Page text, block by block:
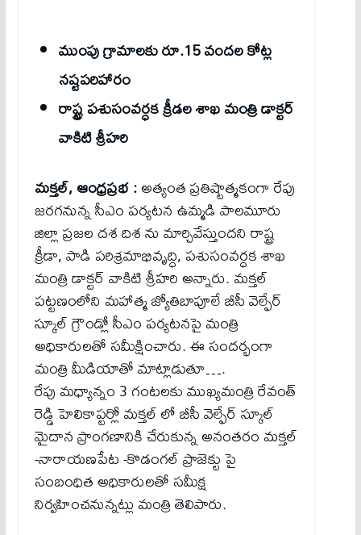
ముంపు గ్రామాలకు రూ.15 వందల కోట్ల
నష్టపరిహారం
రాష్ట్ర పశుసంవర్ధక క్రీడల శాఖ మంత్రి డాక్టర్
వాకిటి శ్రీహరి
మక్తల్, ఆంధ్రప్రభ :అత్యంత ప్రతిష్టాత్మకంగా రేపు
జరగనున్న సీఎం పర్యటన ఉమ్మడి పాలమూరు
జిల్లా ప్రజల దశ దిశ ను మార్చివేస్తుందని రాష్ట్ర
క్రీడా, పాడి పరిశ్రమాభివృద్ధి, పశుసంవర్ధక శాఖ
మంత్రి డాక్టర్ వాకిటి శ్రీహరి అన్నారు. మక్తల్
పట్టణంలోని మహాత్మ జ్యోతిబాపూలే బీసీ వెల్ఫేర్
స్కూల్ గ్రౌండ్లో సీఎం పర్యటనపై మంత్రి
అధికారులతో సమీక్షించారు. ఈ సందర్భంగా
మంత్రి మీడియాతో మాట్లాడుతూ….
రేపు మధ్యాన్నం 3 గంటలకు ముఖ్యమంత్రి రేవంత్
రెడ్డి హెలికాప్టర్లో మక్తల్ లో బీసీ వెల్ఫేర్ స్కూల్
మైదాన ప్రాంగణానికి చేరుకున్న అనంతరం మక్తల్
-నారాయణపేట -కొడంగల్ ప్రాజెక్టు పై
సంబంధిత అధికారులతో సమీక్ష
నిర్వహించనున్నట్లు మంత్రి తెలిపారు.